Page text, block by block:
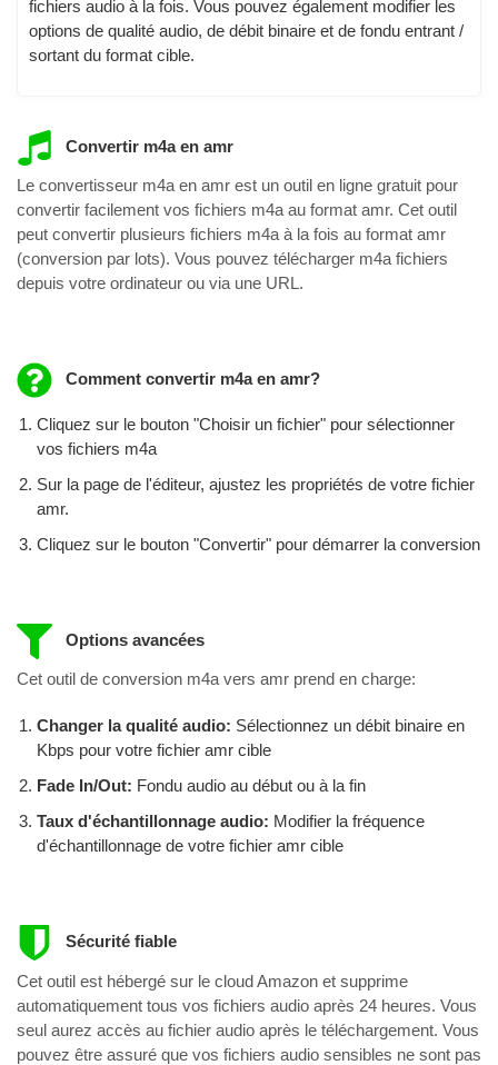
fichiers audio à la fois. Vous pouvez également modifier les
options de qualité audio, de débit binaire et de fondu entrant /
sortant du format cible.
Convertir m4a en amr
Le convertisseur m4a en amr est un outil en ligne gratuit pour
convertir facilement vos fichiers m4a au format amr. Cet outil
peut convertir plusieurs fichiers m4a à la fois au format amr
(conversion par lots). Vous pouvez télécharger m4a fichiers
depuis votre ordinateur ou via une URL.
Comment convertir m4a en amr?
Cliquez sur le bouton "Choisir un fichier" pour sélectionner
vos fichiers m4a
Sur la page de l'éditeur, ajustez les propriétés de votre fichier
amr.
Cliquez sur le bouton "Convertir" pour démarrer la conversion
Options avancées
Cet outil de conversion m4a vers amr prend en charge:
Changer la qualité audio: Sélectionnez un débit binaire en
Kbps pour votre fichier amr cible
Fade In/Out: Fondu audio au début ou à la fin
Taux d'échantillonnage audio: Modifier la fréquence
d'échantillonnage de votre fichier amr cible
Sécurité fiable
Cet outil est hébergé sur le cloud Amazon et supprime
automatiquement tous vos fichiers audio après 24 heures. Vous
seul aurez accès au fichier audio après le téléchargement. Vous
pouvez être assuré que vos fichiers audio sensibles ne sont pas